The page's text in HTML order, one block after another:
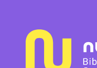
recherche